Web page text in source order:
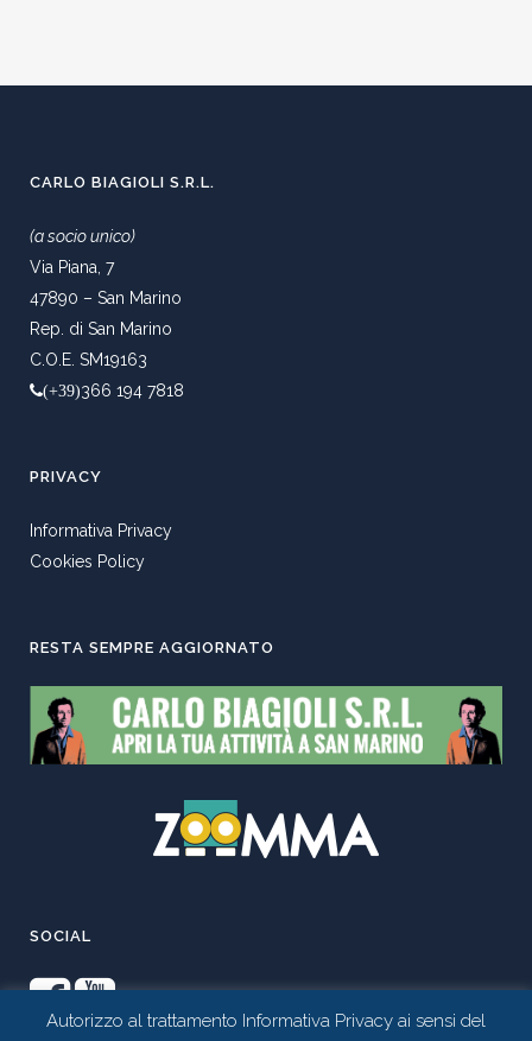
CARLO BIAGIOLI S.R.L.
(a socio unico)
Via Piana, 7
47890 – San Marino
Rep. di San Marino
C.O.E. SM19163
(+39)366 194 7818
PRIVACY
Informativa Privacy
Cookies Policy
RESTA SEMPRE AGGIORNATO
SOCIAL
Autorizzo al trattamento Informativa Privacy ai sensi del